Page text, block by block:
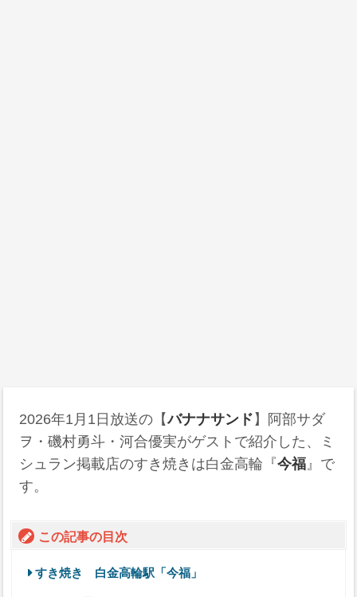
2026年1月1日 放送の【バナナサンド 】阿部サダ
ヲ・磯村勇斗・河合優実がゲストで紹介した、ミ
シュラン掲載店のすき焼きは白金高輪『今福』で
す。
この記事の目次
すき焼き 白金高輪駅「今福」